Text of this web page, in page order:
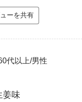
ーを共有
代以上/男性
姜味